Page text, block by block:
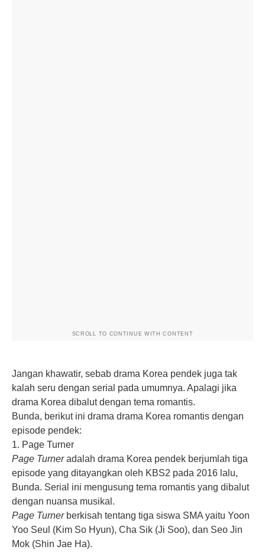
SCROLL TO CONTINUE WITH CONTENT
Jangan khawatir, sebab drama Korea pendek juga tak
kalah seru dengan serial pada umumnya. Apalagi jika
drama Korea dibalut dengan tema romantis.
Bunda, berikut ini drama drama Korea romantis dengan
episode pendek:
1. Page Turner
Page Turneradalah drama Korea pendek berjumlah tiga
episode yang ditayangkan oleh KBS2 pada 2016 lalu,
Bunda. Serial ini mengusung tema romantis yang dibalut
dengan nuansa musikal .
Page Turnerberkisah tentang tiga siswa SMA yaitu Yoon
Yoo Seul (Kim So Hyun), Cha Sik (Ji Soo), dan Seo Jin
Mok (Shin Jae Ha).